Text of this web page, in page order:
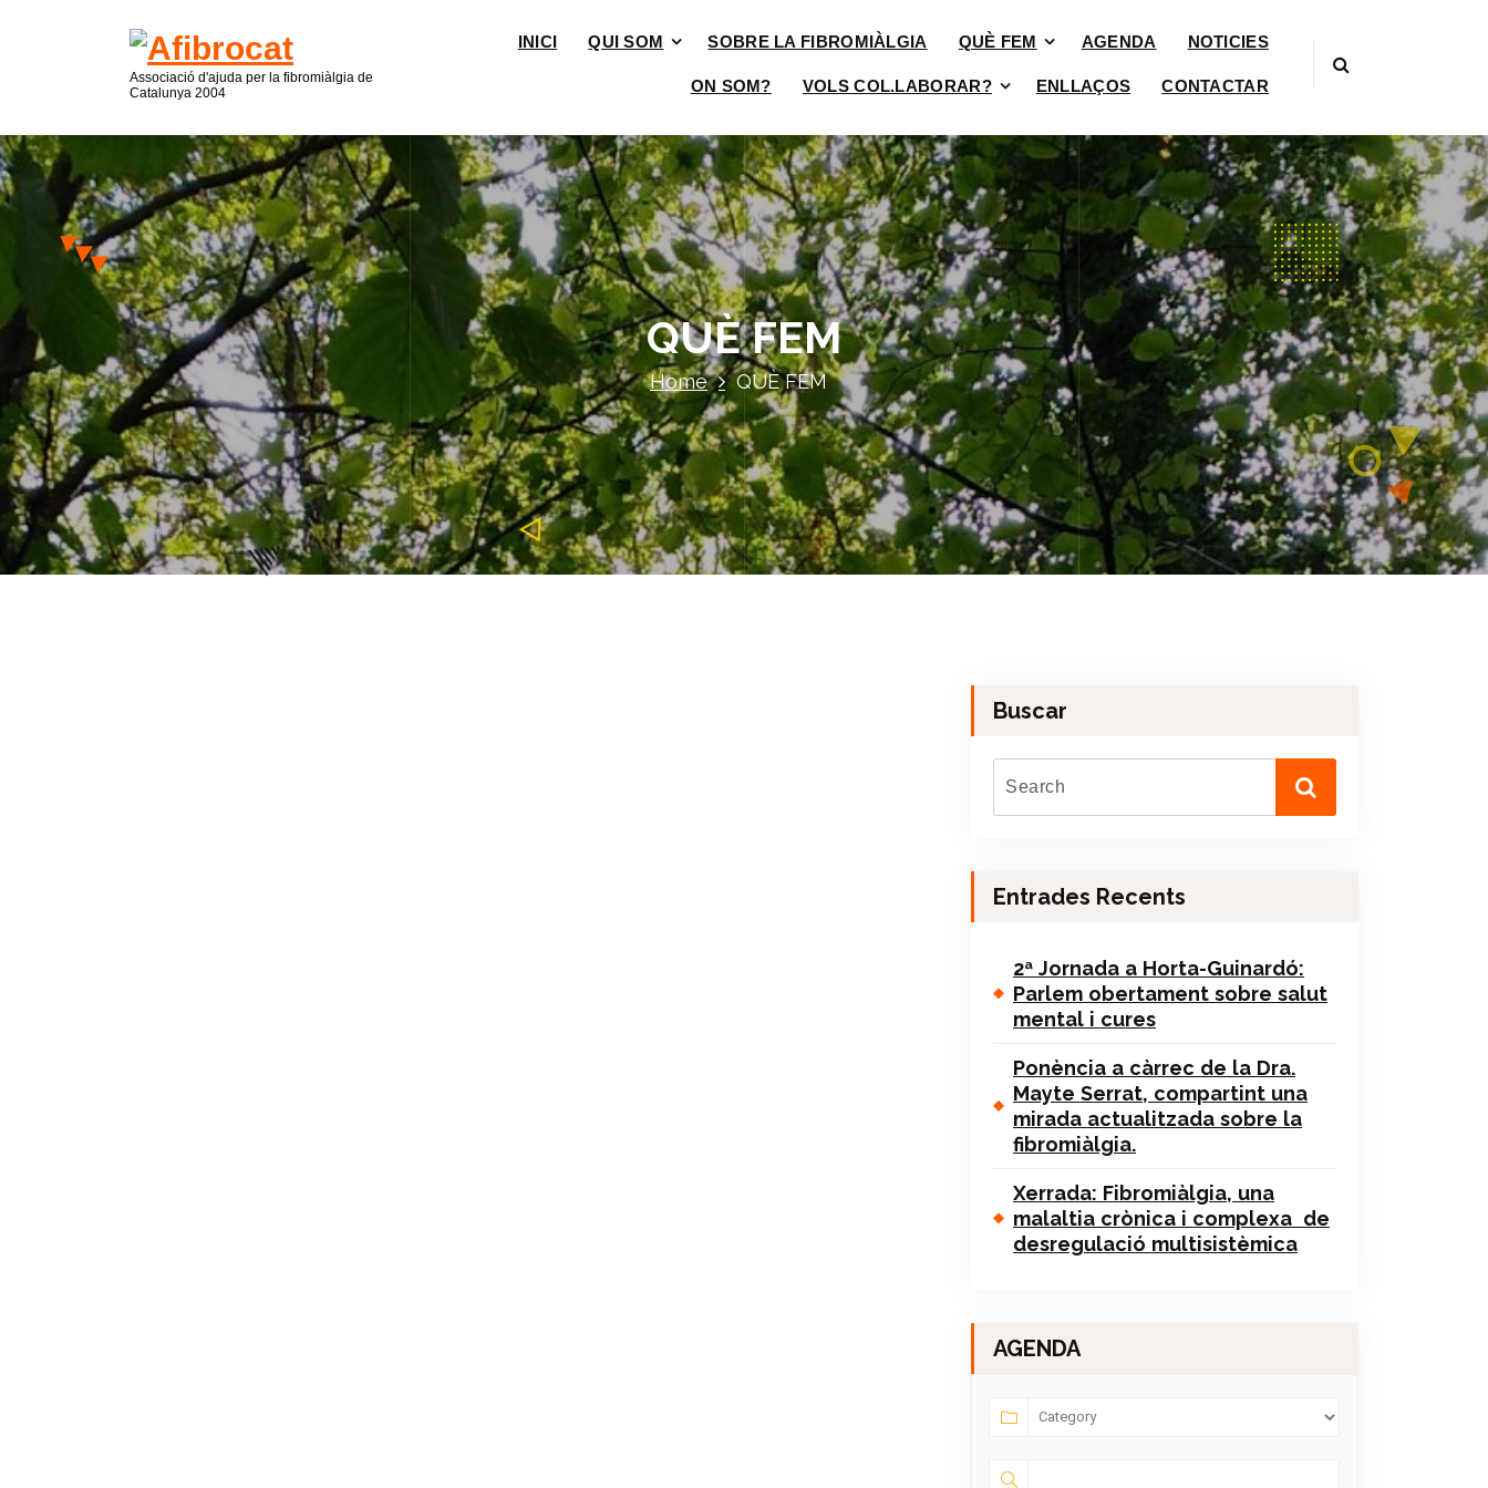
Associació d'ajuda per la fibromiàlgia de
Catalunya 2004
INICI QUI SOM SOBRE LA FIBROMIÀLGIA QUÈ FEM AGENDA NOTICIES
ON SOM? VOLS COL.LABORAR? ENLLAÇOS CONTACTAR
QUÈ FEM
Home QUÈ FEM
Buscar
Entrades Recents
2ª Jornada a Horta-Guinardó:
Parlem obertament sobre salut
mental i cures
Ponència a càrrec de la Dra.
Mayte Serrat, compartint una
mirada actualitzada sobre la
fibromiàlgia.
Xerrada: Fibromiàlgia, una
malaltia crònica i complexa de
desregulació multisistèmica
AGENDA